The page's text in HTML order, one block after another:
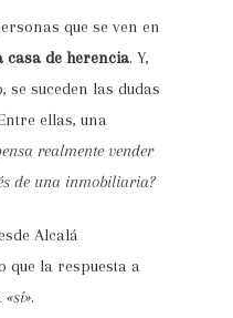
que se ven en
casa de herencia. Y,
se suceden las dudas
ellas, una
realmente vender
de una inmobiliaria?
Alcalá
la respuesta a
«sí».